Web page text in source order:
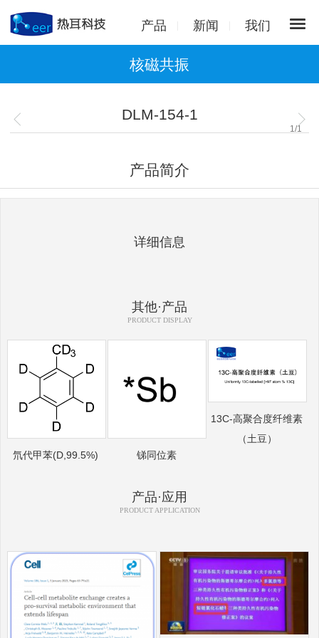
产品 新闻 我们
核磁共振
DLM-154-1
1 /1
产品简介
详细信息
其他·产品
PRODUCT DISPLAY
氘代甲苯(D,99.5%) 锑同位素
13C-高聚合度纤维素
（土豆）
产品·应用
PRODUCT APPLICATION